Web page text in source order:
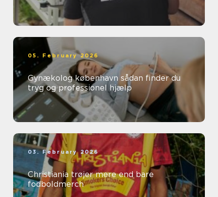
05. February 2026
Gynækolog københavn sådan finder du
tryg og professionel hjælp
03. February 2026
Christiania trøjer mere end bare
fodboldmerch